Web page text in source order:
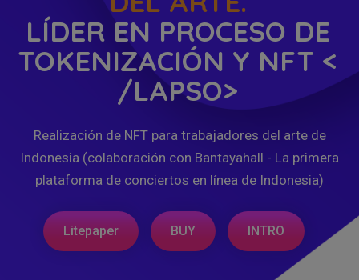
LÍDER EN PROCESO DE
TOKENIZACIÓN Y NFT <
/LAPSO>
Realización de NFT para trabajadores del arte de
Indonesia (colaboración con Bantayahall - La primera
plataforma de conciertos en línea de Indonesia)
Litepaper BUY INTRO